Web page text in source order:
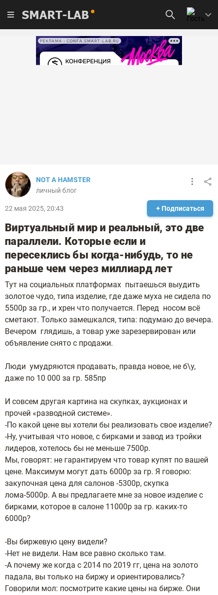
SMART-LAB
РЕКЛАМА • CONFA.SMART-LAB.RU
NOT A HAMSTER
личный блог
22 мая 2025, 20:43 + Подписаться
Виртуальный мир и реальный, это две
параллели. Которые если и
пересеклись бы когда-нибудь, то не
раньше чем через миллиард лет
Тут на социальных платформах пытаешься выудить
золотое чудо, типа изделие, где даже муха не сидела по
5500р за гр., и хрен что получается. Перед носом всё
сметают. Только замешкался, типа: подумаю до вечера.
Вечером глядишь, а товар уже зарезервирован или
объявление снято с продажи.
Люди умудряются продавать, правда новое, не б\у,
даже по 10 000 за гр. 585пр
И совсем другая картина на скупках, аукционах и
прочей «разводной системе».
-По какой цене вы хотели бы реализовать свое изделие?
-Ну, учитывая что новое, с бирками и завод из тройки
лидеров, хотелось бы не меньше 7500р.
Мы, говорят: не гарантируем что товар купят по вашей
цене. Максимум могут дать 6000р за гр. Я говорю:
закупочная цена для салонов -5300р, скупка
лома-5000р. А вы предлагаете мне за новое изделие с
бирками, которое в салоне 11000р за гр. каких-то
6000р?
-Вы биржевую цену видели?
-Нет не видели. Нам все равно сколько там.
-А почему же когда с 2014 по 2019 гг, цена на золото
падала, вы только на биржу и ориентировались?
Говорили мол: посмотрите какие цены на бирже. Они